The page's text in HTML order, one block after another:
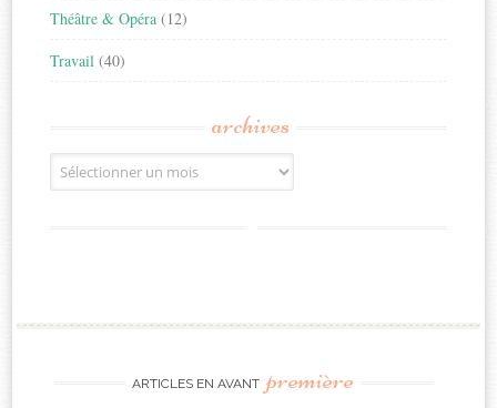
Théâtre & Opéra (12)
Travail (40)
archives
Archives
ARTICLES EN AVANT première